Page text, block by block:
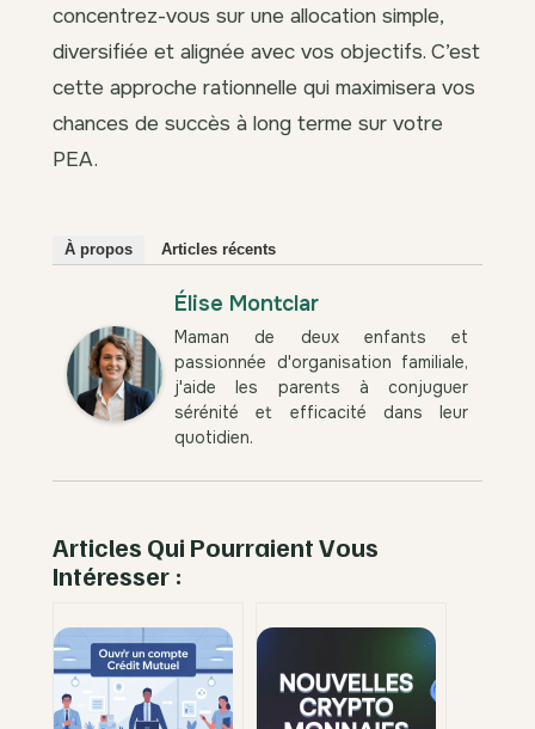
concentrez-vous sur une allocation simple,
diversifiée et alignée avec vos objectifs. C’est
cette approche rationnelle qui maximisera vos
chances de succès à long terme sur votre
PEA.
À propos Articles récents
Élise Montclar
Maman de deux enfants et
passionnée d'organisation familiale,
j'aide les parents à conjuguer
sérénité et efficacité dans leur
quotidien.
Articles Qui Pourraient Vous
Intéresser :